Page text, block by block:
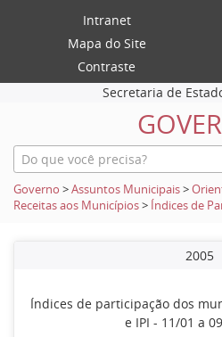
Intranet
Mapa do Site
Contraste
Secretaria de
Governo >Assuntos Municipais>
Receitas aos Municípios> Índices de
2005
Índices de participação dos
e IPI - 11/01 a